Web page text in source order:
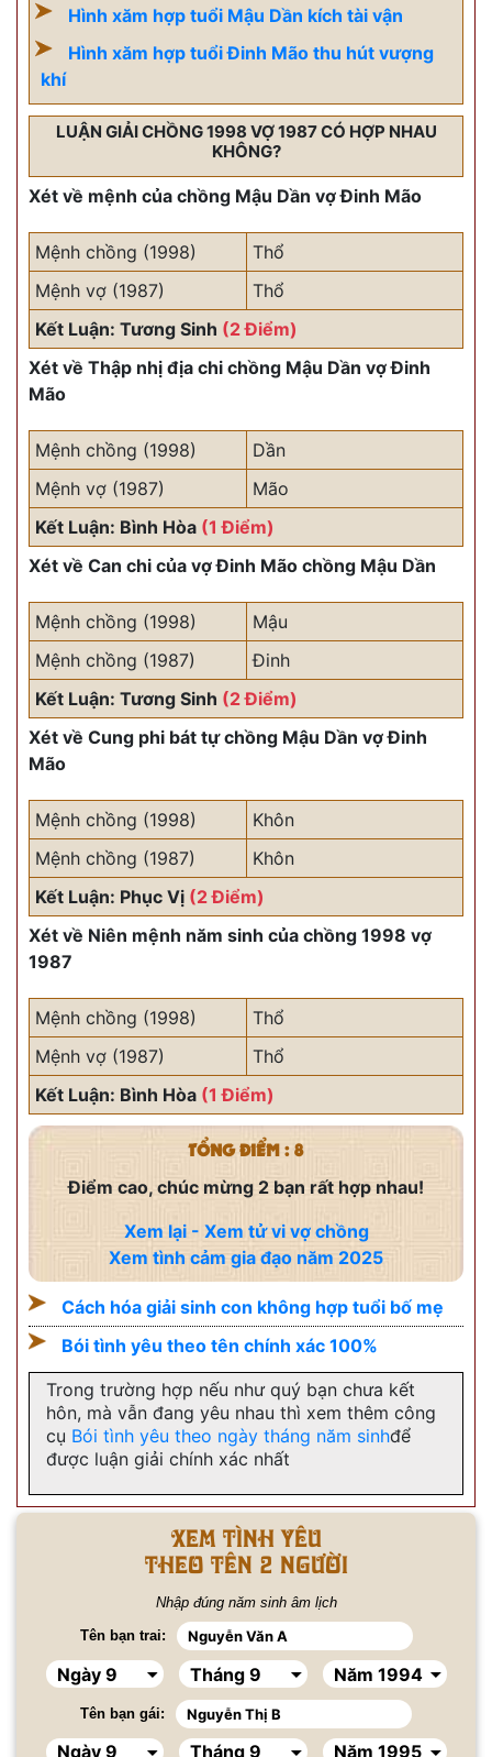
Hình xăm hợp tuổi Mậu Dần kích tài vận
Hình xăm hợp tuổi Đinh Mão thu hút vượng
khí
LUẬN GIẢI CHỒNG 1998 VỢ 1987 CÓ HỢP NHAU
KHÔNG?
Xét về mệnh của chồng Mậu Dần vợ Đinh Mão
Mệnh chồng (1998)
Thổ
Mệnh vợ (1987)
Thổ
Kết Luận: Tương Sinh (2 Điểm)
Xét về Thập nhị địa chi chồng Mậu Dần vợ Đinh
Mão
Mệnh chồng (1998)
Dần
Mệnh vợ (1987)
Mão
Kết Luận: Bình Hòa (1 Điểm)
Xét về Can chi của vợ Đinh Mão chồng Mậu Dần
Mệnh chồng (1998)
Mậu
Mệnh chồng (1987)
Đinh
Kết Luận: Tương Sinh (2 Điểm)
Xét về Cung phi bát tự chồng Mậu Dần vợ Đinh
Mão
Mệnh chồng (1998)
Khôn
Mệnh chồng (1987)
Khôn
Kết Luận: Phục Vị (2 Điểm)
Xét về Niên mệnh năm sinh của chồng 1998 vợ
1987
Mệnh chồng (1998)
Thổ
Mệnh vợ (1987)
Thổ
Kết Luận: Bình Hòa (1 Điểm)
TỔNG ĐIỂM : 8
Điểm cao, chúc mừng 2 bạn rất hợp nhau!
Xem lại - Xem tử vi vợ chồng
Xem tình cảm gia đạo năm 2025
Cách hóa giải sinh con không hợp tuổi bố mẹ
Bói tình yêu theo tên chính xác 100%
Trong trường hợp nếu như quý bạn chưa kết
hôn, mà vẫn đang yêu nhau thì xem thêm công
cụ Bói tình yêu theo ngày tháng năm sinhđể
được luận giải chính xác nhất
Xem tình yêu
Theo tên 2 người
Nhập đúng năm sinh âm lịch
Tên bạn trai:
Tên bạn gái: